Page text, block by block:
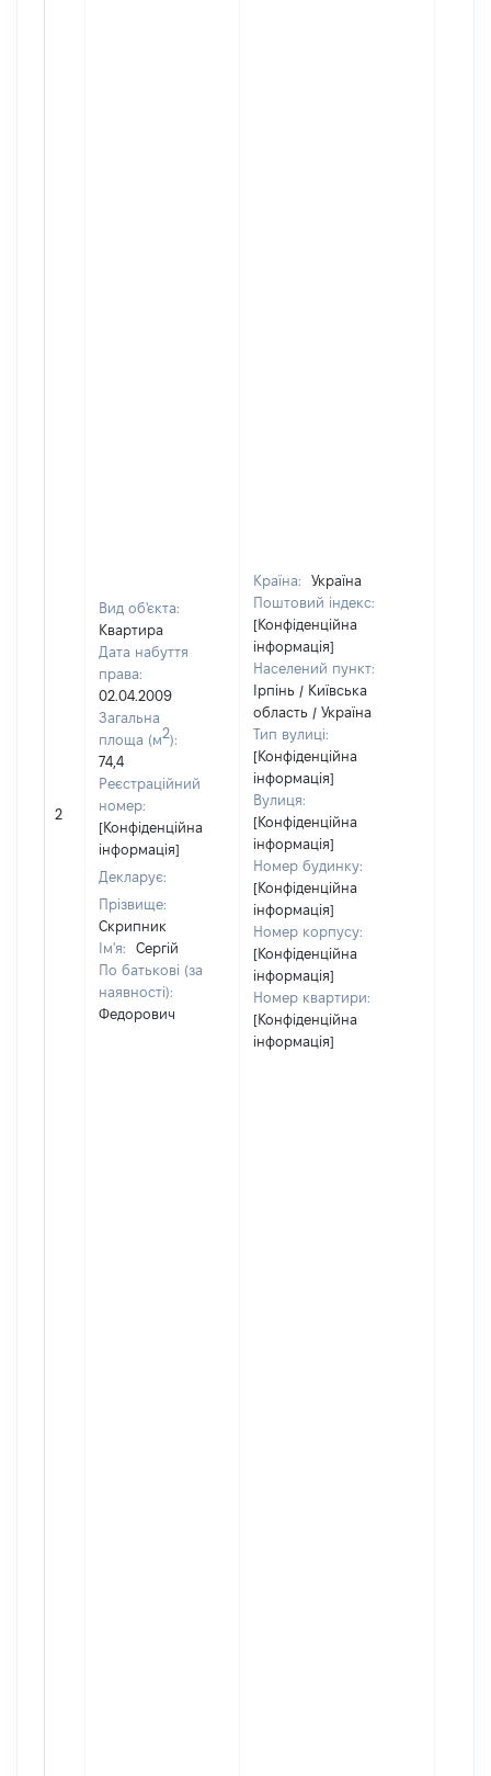
2
Вид об'єкта:
Квартира
Дата набуття
права:
02.04.2009
Загальна
площа (м2):
74,4
Реєстраційний
номер:
[Конфіденційна
інформація]
Декларує:
Прізвище:
Скрипник
Ім'я:
Сергій
По батькові (за
наявності):
Федорович
Країна:
Україна
Поштовий індекс:
[Конфіденційна
інформація]
Населений пункт:
Ірпінь / Київська
область / Україна
Тип вулиці:
[Конфіденційна
інформація]
Вулиця:
[Конфіденційна
інформація]
Номер будинку:
[Конфіденційна
інформація]
Номер корпусу:
[Конфіденційна
інформація]
Номер квартири:
[Конфіденційна
інформація]